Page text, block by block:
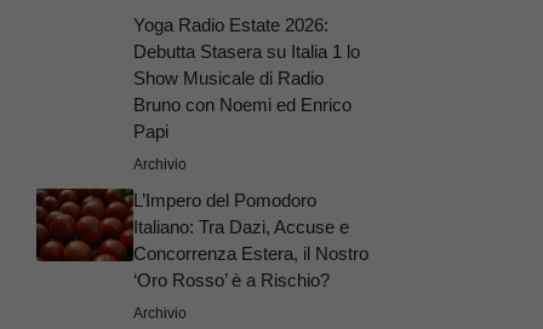
Yoga Radio Estate 2026:
Debutta Stasera su Italia 1 lo
Show Musicale di Radio
Bruno con Noemi ed Enrico
Papi
Archivio
L’Impero del Pomodoro
Italiano: Tra Dazi, Accuse e
Concorrenza Estera, il Nostro
‘Oro Rosso’ è a Rischio?
Archivio